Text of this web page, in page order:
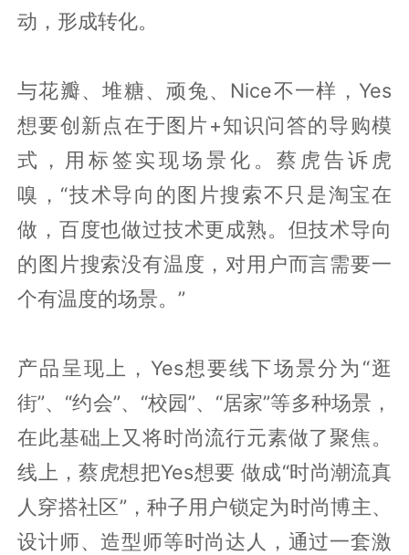
动，形成转化。
与花瓣、堆糖、顽兔、Nice不一样，Yes
想要创新点在于图片+知识问答的导购模
式，用标签实现场景化。蔡虎告诉虎
嗅，“技术导向的图片搜索不只是淘宝在
做，百度也做过技术更成熟。但技术导向
的图片搜索没有温度，对用户而言需要一
个有温度的场景。”
产品呈现上，Yes想要线下场景分为“逛
街”、“约会”、“校园”、“居家”等多种场景，
在此基础上又将时尚流行元素做了聚焦。
线上，蔡虎想把Yes想要 做成“时尚潮流真
人穿搭社区”，种子用户锁定为时尚博主、
设计师、造型师等时尚达人，通过一套激